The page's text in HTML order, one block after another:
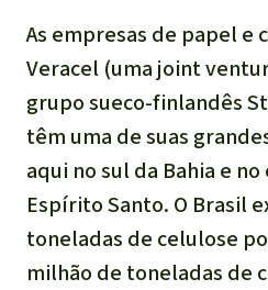
As empresas de papel e
Veracel (uma joint
grupo sueco-finlandês
têm uma de suas
aqui no sul da Bahia e
Espírito Santo. O Brasil
toneladas de celulose
milhão de toneladas de